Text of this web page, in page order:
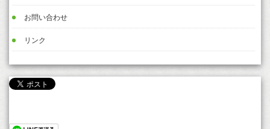
お問い合わせ
リンク